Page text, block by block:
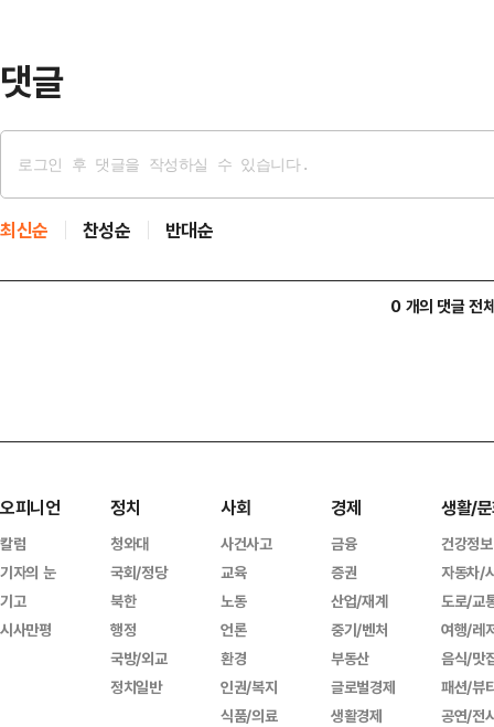
댓글
최신순 찬성순 반대순
0 개의 댓글 전
오피니언
칼럼
기자의 눈
기고
시사만평
정치
청와대
국회/정당
북한
행정
국방/외교
정치일반
사회
사건사고
교육
노동
언론
환경
인권/복지
식품/의료
경제
금융
증권
산업/재계
중기/벤처
부동산
글로벌경제
생활경제
생활/
건강정보
자동차/
도로/교
여행/레
음식/맛
패션/뷰
공연/전